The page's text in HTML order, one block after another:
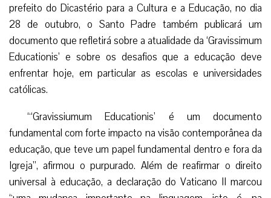
prefeito do Dicastério para a Cultura e a Educação, no dia
28 de outubro, o Santo Padre também publicará um
documento que refletirá sobre a atualidade da ‘Gravissimum
Educationis’ e sobre os desafios que a educação deve
enfrentar hoje, em particular as escolas e universidades
católicas.
“‘Gravissiumum Educationis’ é um documento
fundamental com forte impacto na visão contemporânea da
educação, que teve um papel fundamental dentro e fora da
Igreja”, afirmou o purpurado. Além de reafirmar o direito
universal à educação, a declaração do Vaticano II marcou